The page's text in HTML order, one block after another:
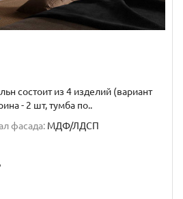
состоит из 4 изделий (вариант
- 2 шт, тумба по..
фасада: МДФ/ЛДСП